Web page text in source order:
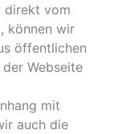
direkt vom
können wir
öffentlichen
Webseite
mit
auch die